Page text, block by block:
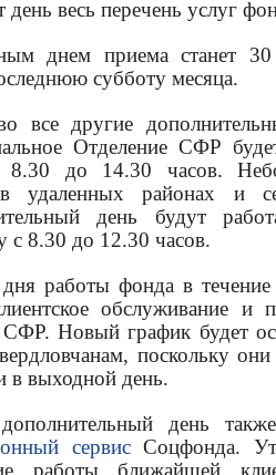
Выключены
ассистент
Остановить
настройки
день весь перечень услуг
днем приема станет 30
субботу месяца.
все другие
Отделение СФР
8.30 до 14.30 часов.
удаленных районах и
день будут
с 8.30 до 12.30 часов.
работы фонда в течение
обслуживание и
СФР. Новый график будет
поскольку они
в выходной день.
день
сервисСоцфонда.
работы ближайшей